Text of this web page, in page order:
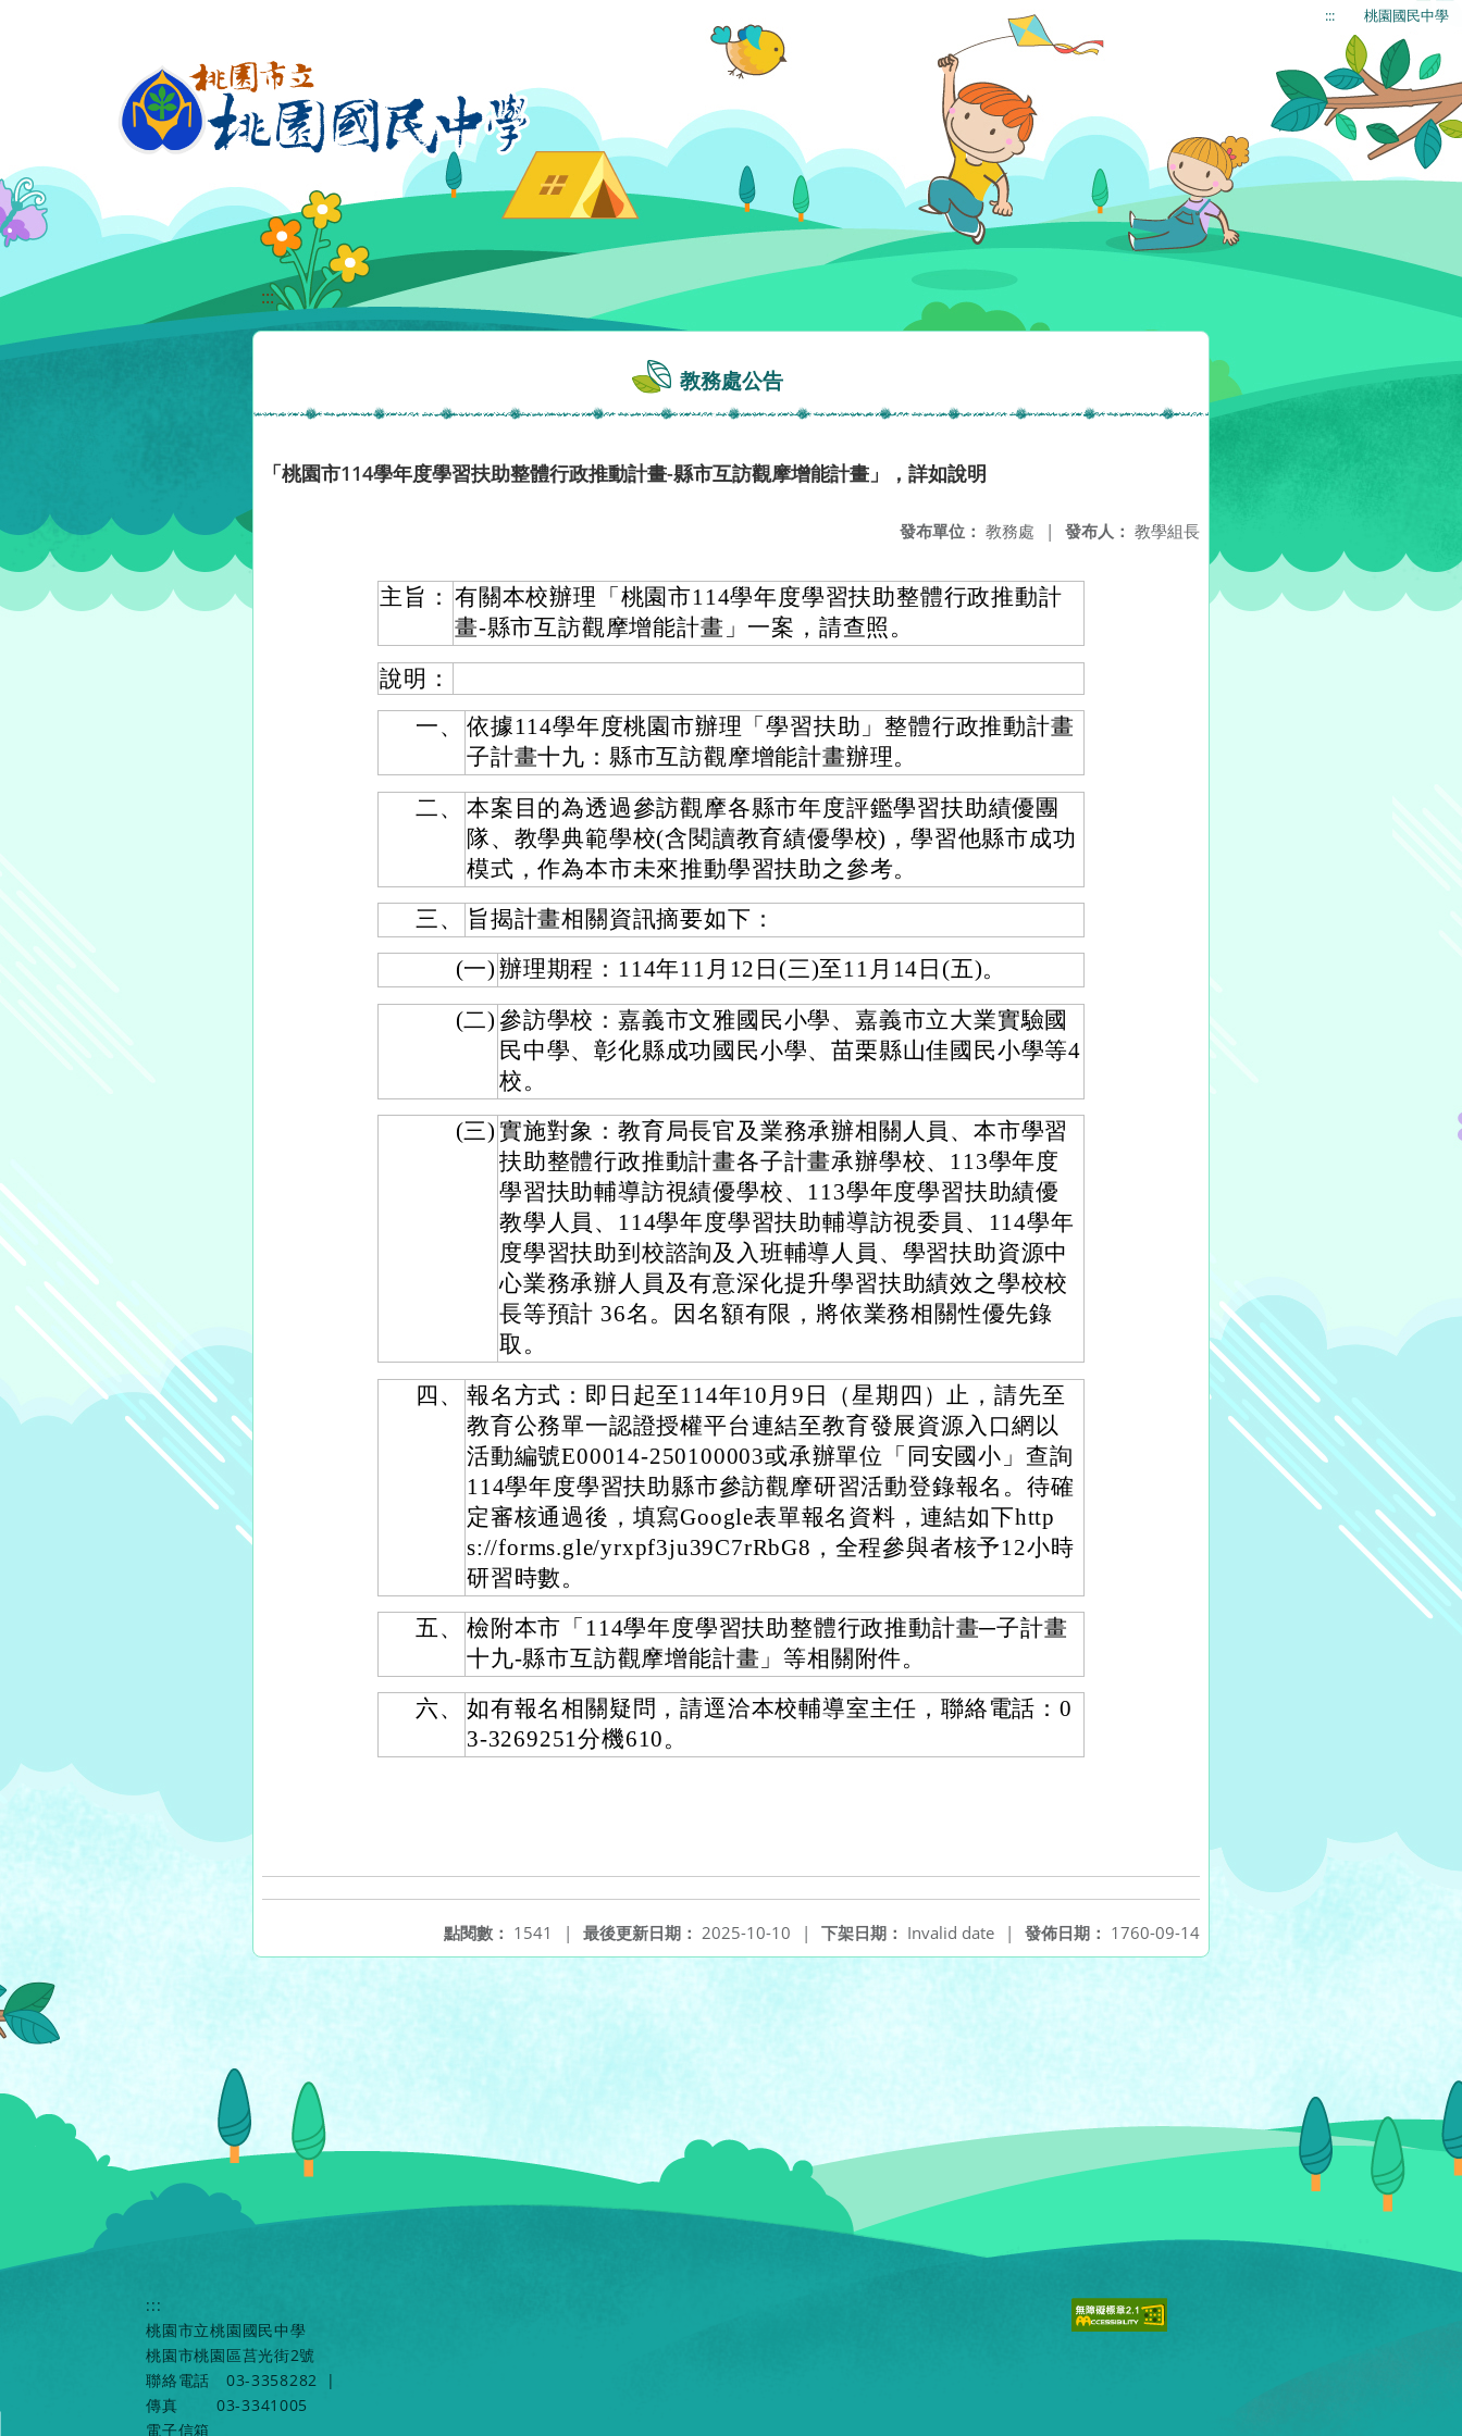
::: 桃園國民中學
:::
教務處公告
「桃園市114學年度學習扶助整體行政推動計畫-縣市互訪觀摩增能計畫」，詳如說明
發布人： 教學組長
發布單位： 教務處 |
主旨： 有關本校辦理「桃園市114學年度學習扶助整體行政推動計
畫-縣市互訪觀摩增能計畫」一案，請查照。
說明：
一、
依據114學年度桃園市辦理「學習扶助」整體行政推動計畫
子計畫十九：縣市互訪觀摩增能計畫辦理。
二、
本案目的為透過參訪觀摩各縣市年度評鑑學習扶助績優團
隊、教學典範學校(含閱讀教育績優學校)，學習他縣市成功
模式，作為本市未來推動學習扶助之參考。
三、
旨揭計畫相關資訊摘要如下：
(一) 辦理期程：114年11月12日(三)至11月14日(五)。
(二) 參訪學校：嘉義市文雅國民小學、嘉義市立大業實驗國
民中學、彰化縣成功國民小學、苗栗縣山佳國民小學等4
校。
(三) 實施對象：教育局長官及業務承辦相關人員、本市學習
扶助整體行政推動計畫各子計畫承辦學校、113學年度
學習扶助輔導訪視績優學校、113學年度學習扶助績優
教學人員、114學年度學習扶助輔導訪視委員、114學年
度學習扶助到校諮詢及入班輔導人員、學習扶助資源中
心業務承辦人員及有意深化提升學習扶助績效之學校校
長等預計 36名。因名額有限，將依業務相關性優先錄
取。
四、
報名方式：即日起至114年10月9日（星期四）止，請先至
教育公務單一認證授權平台連結至教育發展資源入口網以
活動編號E00014-250100003或承辦單位「同安國小」查詢
114學年度學習扶助縣市參訪觀摩研習活動登錄報名。待確
定審核通過後，填寫Google表單報名資料，連結如下http
s://forms.gle/yrxpf3ju39C7rRbG8，全程參與者核予12小時
研習時數。
五、
檢附本市「114學年度學習扶助整體行政推動計畫─子計畫
十九-縣市互訪觀摩增能計畫」等相關附件。
六、
如有報名相關疑問，請逕洽本校輔導室主任，聯絡電話：0
3-3269251分機610。
發佈日期： 1760-09-14
下架日期： Invalid date |
最後更新日期： 2025-10-10 |
點閱數： 1541 |
:::
桃園市立桃園國民中學
桃園市桃園區莒光街2號
聯絡電話
03-3358282
|
傳真
03-3341005
電子信箱